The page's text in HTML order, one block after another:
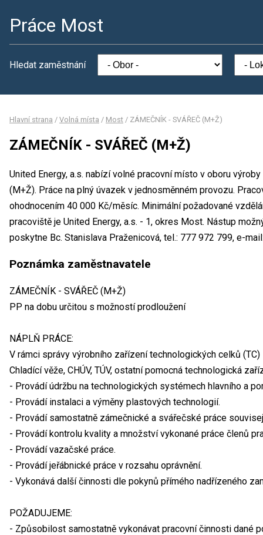
Práce Most
Hledat zaměstnání
Hlavní strana / Volná místa / Most / ZÁMEČNÍK - SVÁŘEČ (M+Ž)
ZÁMEČNÍK - SVÁŘEČ (M+Ž)
United Energy, a.s. nabízí volné pracovní místo v oboru
(M+Ž). Práce na plný úvazek v jednosměnném provozu.
ohodnocením 40 000 Kč/měsíc. Minimální požadované
pracoviště je United Energy, a.s. - 1, okres Most. Nástup
poskytne Bc. Stanislava Praženicová, tel.: 777 972 799, e-
Poznámka zaměstnavatele
ZÁMEČNÍK - SVÁŘEČ (M+Ž)
PP na dobu určitou s možností prodloužení
NÁPLŇ PRÁCE:
V rámci správy výrobního zařízení technologických celků
Chladící věže, CHÚV, TÚV, ostatní pomocná technologická
- Provádí údržbu na technologických systémech hlavního a
- Provádí instalaci a výměny plastových technologií.
- Provádí samostatně zámečnické a svářečské práce
- Provádí kontrolu kvality a množství vykonané práce členů
- Provádí vazačské práce.
- Provádí jeřábnické práce v rozsahu oprávnění.
- Vykonává další činnosti dle pokynů přímého nadřízeného
POŽADUJEME:
- Způsobilost samostatně vykonávat pracovní činnosti dané